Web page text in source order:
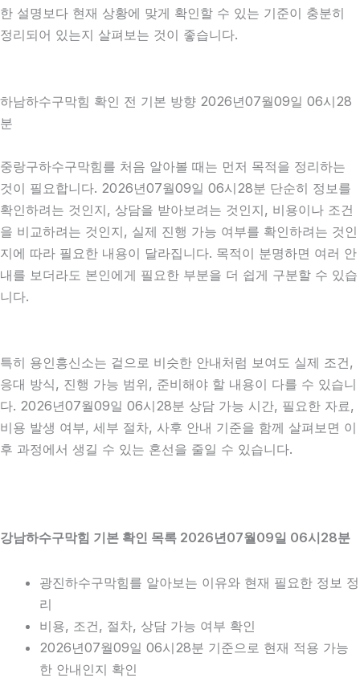
한 설명보다 현재 상황에 맞게 확인할 수 있는 기준이 충분히
정리되어 있는지 살펴보는 것이 좋습니다.
하남하수구막힘 확인 전 기본 방향 2026년07월09일 06시28
분
중랑구하수구막힘를 처음 알아볼 때는 먼저 목적을 정리하는
것이 필요합니다. 2026년07월09일 06시28분 단순히 정보를
확인하려는 것인지, 상담을 받아보려는 것인지, 비용이나 조건
을 비교하려는 것인지, 실제 진행 가능 여부를 확인하려는 것인
지에 따라 필요한 내용이 달라집니다. 목적이 분명하면 여러 안
내를 보더라도 본인에게 필요한 부분을 더 쉽게 구분할 수 있습
니다.
특히 용인흥신소는 겉으로 비슷한 안내처럼 보여도 실제 조건,
응대 방식, 진행 가능 범위, 준비해야 할 내용이 다를 수 있습니
다. 2026년07월09일 06시28분 상담 가능 시간, 필요한 자료,
비용 발생 여부, 세부 절차, 사후 안내 기준을 함께 살펴보면 이
후 과정에서 생길 수 있는 혼선을 줄일 수 있습니다.
강남하수구막힘 기본 확인 목록 2026년07월09일 06시28분
광진하수구막힘를 알아보는 이유와 현재 필요한 정보 정
리
비용, 조건, 절차, 상담 가능 여부 확인
2026년07월09일 06시28분 기준으로 현재 적용 가능
한 안내인지 확인